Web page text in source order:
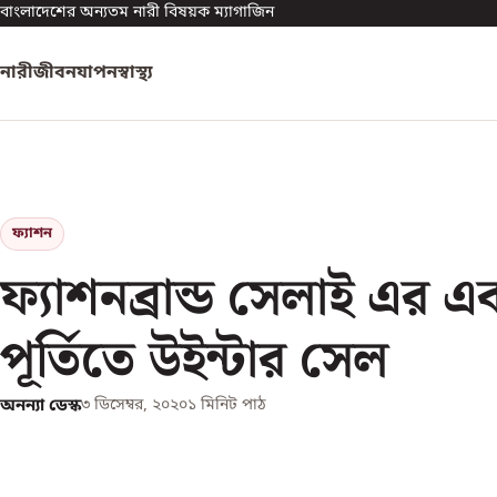
বাংলাদেশের অন্যতম নারী বিষয়ক ম্যাগাজিন
নারীজীবনযাপনস্বাস্থ্য
ফ্যাশন
ফ্যাশনব্রান্ড সেলাই এর
পূর্তিতে উইন্টার সেল
অনন্যা ডেস্ক৩ ডিসেম্বর, ২০২০১ মিনিট পাঠ